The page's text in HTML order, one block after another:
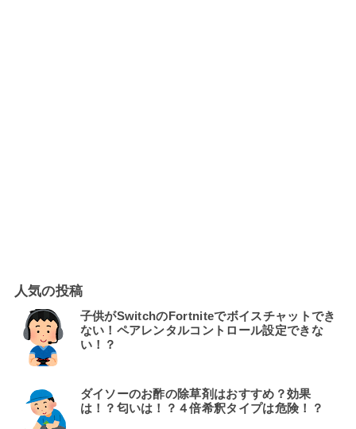
人気の投稿
子供がSwitchのFortniteでボイスチャットでき
ない！ペアレンタルコントロール設定できな
い！？
ダイソーのお酢の除草剤はおすすめ？効果
は！？匂いは！？４倍希釈タイプは危険！？